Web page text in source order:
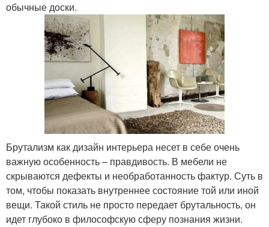
обычные доски.
Брутализм как дизайн интерьера несет в себе очень
важную особенность – правдивость. В мебели не
скрываются дефекты и необработанность фактур. Суть в
том, чтобы показать внутреннее состояние той или иной
вещи. Такой стиль не просто передает брутальность, он
идет глубоко в философскую сферу познания жизни.